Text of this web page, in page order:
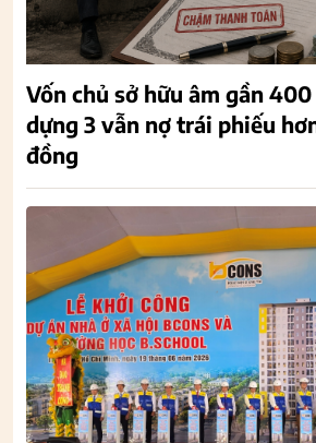
Vốn chủ sở hữu âm gần
dựng 3 vẫn nợ trái phiếu
đồng